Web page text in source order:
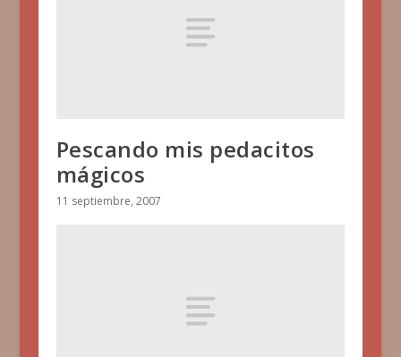
Pescando mis pedacitos
mágicos
11 septiembre, 2007